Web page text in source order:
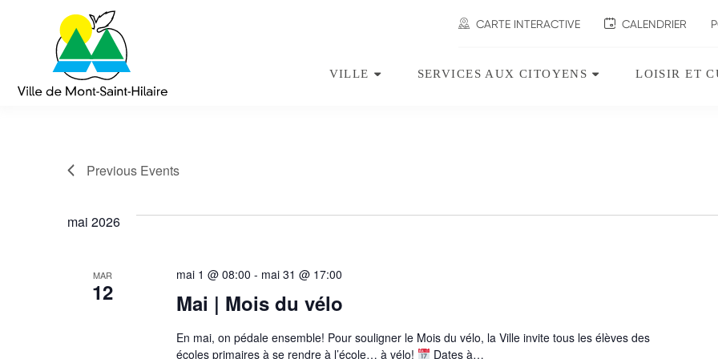
CARTE INTERACTIVE CALENDRIER
VILLE SERVICES AUX CITOYENS LOISIR ET
mai 2026
MAR
12 Mai | Mois du vélo
mai 1 @ 08:00 - mai 31 @ 17:00
En mai, on pédale ensemble! Pour souligner le Mois du vélo, la Ville invite tous les élèves des
écoles primaires à se rendre à l’école… à vélo!
Dates à…
Previous Events